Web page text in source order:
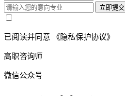
立即提交
已阅读并同意 《隐私保护协议》
高职咨询师
微信公众号